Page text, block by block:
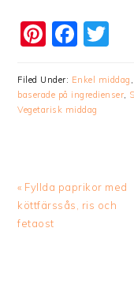
Filed Under: Enkel middag
baserade på ingredienser
Vegetarisk middag
Previous
Post:
« Fyllda paprikor med
köttfärssås, ris och
fetaost